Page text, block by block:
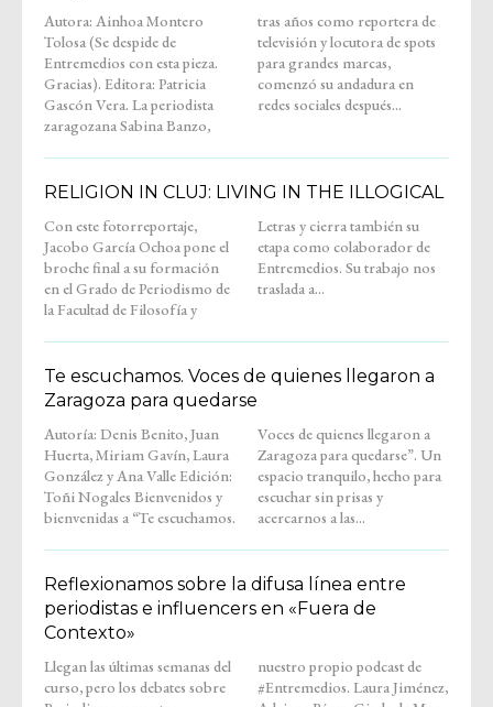
Autora: Ainhoa Montero
Tolosa (Se despide de
Entremedios con esta pieza.
Gracias). Editora: Patricia
Gascón Vera. La periodista
zaragozana Sabina Banzo,
tras años como reportera de
televisión y locutora de spots
para grandes marcas,
comenzó su andadura en
redes sociales después...
RELIGION IN CLUJ: LIVING IN THE ILLOGICAL
Con este fotorreportaje,
Jacobo García Ochoa pone el
broche final a su formación
en el Grado de Periodismo de
la Facultad de Filosofía y
Letras y cierra también su
etapa como colaborador de
Entremedios. Su trabajo nos
traslada a...
Te escuchamos. Voces de quienes llegaron a
Zaragoza para quedarse
Autoría: Denis Benito, Juan
Huerta, Miriam Gavín, Laura
González y Ana Valle Edición:
Toñi Nogales Bienvenidos y
bienvenidas a “Te escuchamos.
Voces de quienes llegaron a
Zaragoza para quedarse”. Un
espacio tranquilo, hecho para
escuchar sin prisas y
acercarnos a las...
Reflexionamos sobre la difusa línea entre
periodistas e influencers en «Fuera de
Contexto»
Llegan las últimas semanas del
curso, pero los debates sobre
nuestro propio podcast de
#Entremedios. Laura Jiménez,